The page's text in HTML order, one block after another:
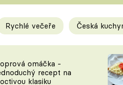
Rychlé večeře Česká
omáčka -
recept na
klasiku